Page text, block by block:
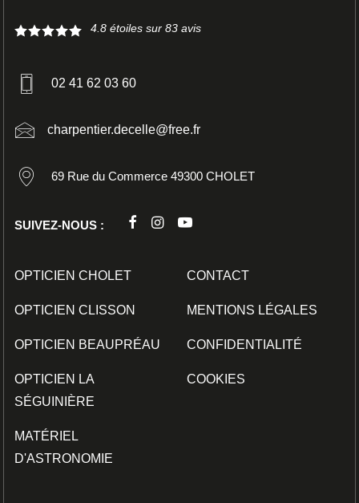
02 41 62 03 60
charpentier.decelle@free.fr
69 Rue du Commerce 49300 CHOLET
SUIVEZ-NOUS :
4.8 étoiles sur 83 avis
OPTICIEN CHOLET
OPTICIEN CLISSON
OPTICIEN BEAUPRÉAU
OPTICIEN LA
SÉGUINIÈRE
MATÉRIEL
D'ASTRONOMIE
CONTACT
MENTIONS LÉGALES
CONFIDENTIALITÉ
COOKIES